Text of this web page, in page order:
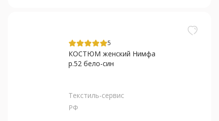
5
КОСТЮМ женский Нимфа
р.52 бело-син
Текстиль-сервис
РФ